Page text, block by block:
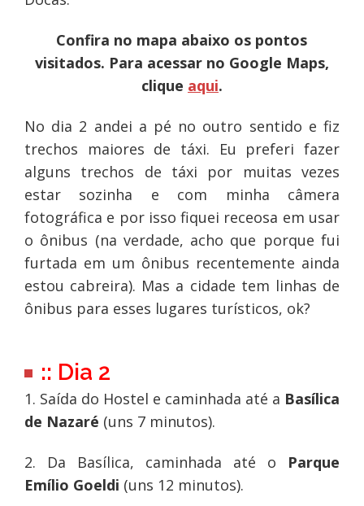
Confira no mapa abaixo os pontos
visitados. Para acessar no Google Maps,
clique aqui.
No dia 2 andei a pé no outro sentido e fiz
trechos maiores de táxi. Eu preferi fazer
alguns trechos de táxi por muitas vezes
estar sozinha e com minha câmera
fotográfica e por isso fiquei receosa em usar
o ônibus (na verdade, acho que porque fui
furtada em um ônibus recentemente ainda
estou cabreira). Mas a cidade tem linhas de
ônibus para esses lugares turísticos, ok?
:: Dia 2
1. Saída do Hostel e caminhada até a Basílica
de Nazaré (uns 7 minutos).
2. Da Basílica, caminhada até o Parque
Emílio Goeldi (uns 12 minutos).